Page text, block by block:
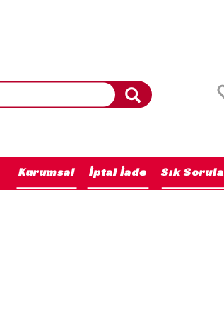
Sık
İptal İade
Kurumsal